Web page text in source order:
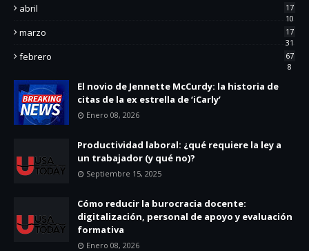
abril
17
10
marzo
17
31
febrero
67
8
El novio de Jennette McCurdy: la historia de
citas de la ex estrella de ‘iCarly’
Enero 08, 2026
Productividad laboral: ¿qué requiere la ley a
un trabajador (y qué no)?
Septiembre 15, 2025
Cómo reducir la burocracia docente:
digitalización, personal de apoyo y evaluación
formativa
Enero 08, 2026